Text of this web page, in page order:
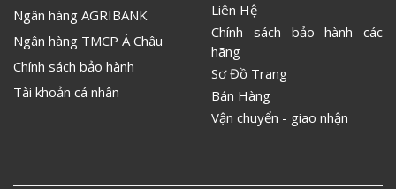
Ngân hàng AGRIBANK
Ngân hàng TMCP Á Châu
Chính sách bảo hành
Tài khoản cá nhân
Liên Hệ
Chính sách bảo hành các
hãng
Sơ Đồ Trang
Bán Hàng
Vận chuyển - giao nhận